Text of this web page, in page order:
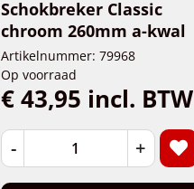
Schokbreker Classic
chroom 260mm a-kwal
Artikelnummer: 79968
Op voorraad
€ 43,95 incl. BTW
- +